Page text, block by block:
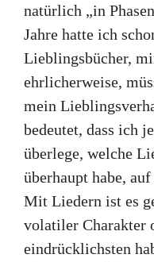
natürlich „in
Jahre hatte ich
Lieblingsbücher,
ehrlicherweise,
mein
bedeutet, dass ich
überlege, welche
überhaupt habe,
Mit Liedern ist es
volatiler Charakter
eindrücklichsten